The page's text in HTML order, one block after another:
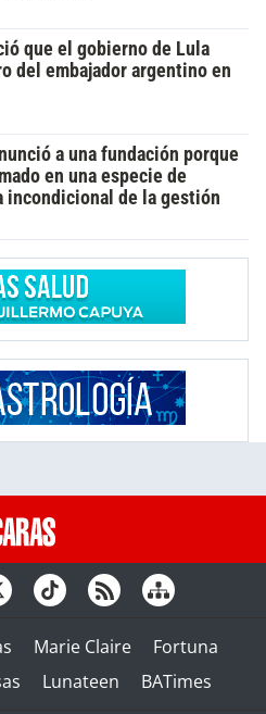
que el gobierno de Lula
del embajador argentino en
a una fundación porque
en una especie de
incondicional de la gestión
Marie Claire
Fortuna
Lunateen BATimes